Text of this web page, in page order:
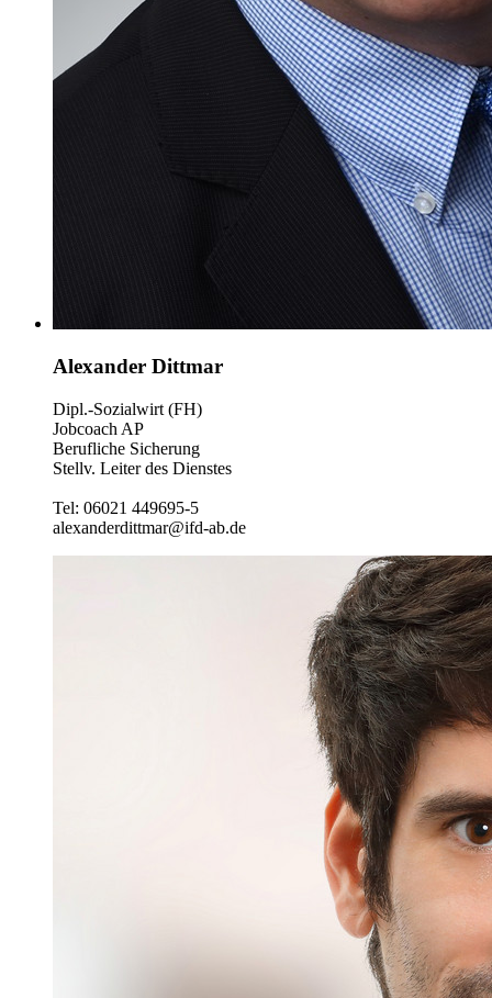
Alexander Dittmar
Dipl.-Sozialwirt (FH)
Jobcoach AP
Berufliche Sicherung
Stellv. Leiter des Dienstes
Tel: 06021 449695-5
alexanderdittmar@ifd-ab.de